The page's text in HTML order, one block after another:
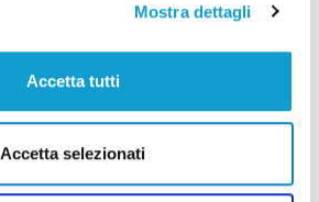
Mostra dettagli
Accetta tutti
Accetta selezionati